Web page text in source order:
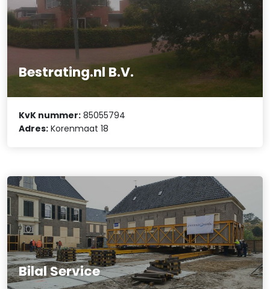
Bestrating.nl B.V.
KvK nummer: 85055794
Adres: Korenmaat 18
Bilal Service